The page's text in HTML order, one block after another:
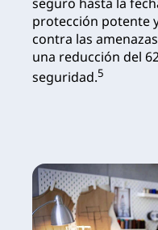
protección potente
contra las
una reducción del
seguridad.5